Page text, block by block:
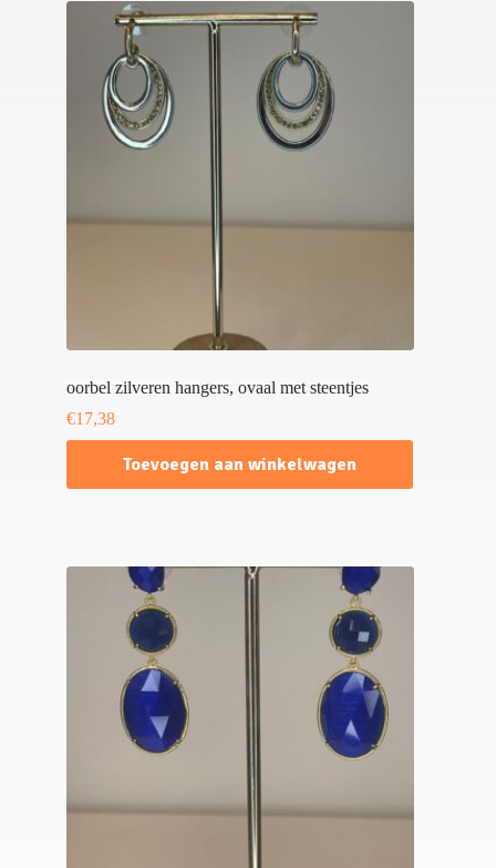
oorbel zilveren hangers, ovaal met steentjes
€17,38
Toevoegen aan winkelwagen